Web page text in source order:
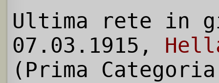
Ultima rete in
07.03.1915,
(Prima